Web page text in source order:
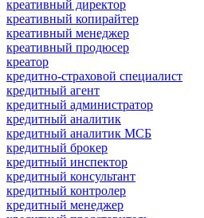
креативный директор
креативный копирайтер
креативный менеджер
креативный продюсер
креатор
кредитно-страховой специалист
кредитный агент
кредитный администратор
кредитный аналитик
кредитный аналитик МСБ
кредитный брокер
кредитный инспектор
кредитный консультант
кредитный контролер
кредитный менеджер